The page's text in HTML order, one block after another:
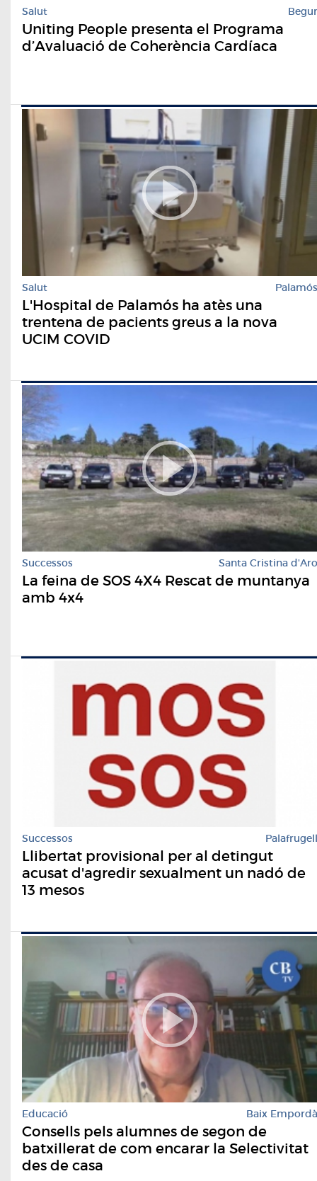
Salut Begur
Uniting People presenta el Programa
d’Avaluació de Coherència Cardíaca
Salut Palamós
L'Hospital de Palamós ha atès una
trentena de pacients greus a la nova
UCIM COVID
Successos Santa Cristina d'Aro
La feina de SOS 4X4 Rescat de muntanya
amb 4x4
Successos Palafrugell
Llibertat provisional per al detingut
acusat d'agredir sexualment un nadó de
13 mesos
Educació Baix Empordà
Consells pels alumnes de segon de
batxillerat de com encarar la Selectivitat
des de casa